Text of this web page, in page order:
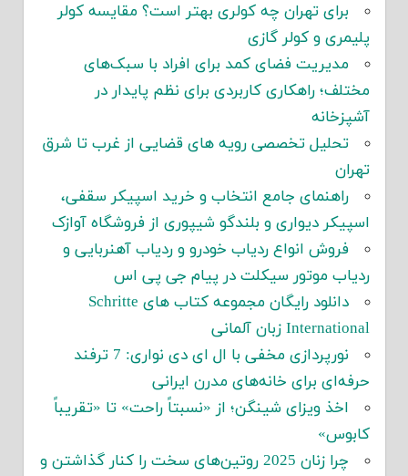
برای تهران چه کولری بهتر است؟ مقایسه کولر
پلیمری و کولر گازی
مدیریت فضای کمد برای افراد با سبک‌های
مختلف؛ راهکاری کاربردی برای نظم پایدار در
آشپزخانه
تحلیل تخصصی رویه های قضایی از غرب تا شرق
تهران
راهنمای جامع انتخاب و خرید اسپیکر سقفی،
اسپیکر دیواری و بلندگو شیپوری از فروشگاه آوازک
فروش انواع ردیاب خودرو و ردیاب آهنربایی و
ردیاب موتور سیکلت در پیام جی پی اس
دانلود رایگان مجموعه کتاب های Schritte
International زبان آلمانی
نورپردازی مخفی با ال ای دی نواری: 7 ترفند
حرفه‌ای برای خانه‌های مدرن ایرانی
اخذ ویزای شینگن؛ از «نسبتاً راحت» تا «تقریباً
کابوس»
چرا زنان 2025 روتین‌های سخت را کنار گذاشتن و